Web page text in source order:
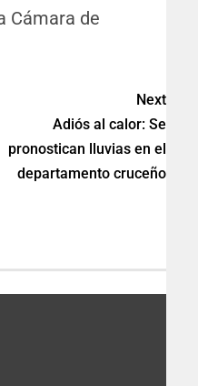
Cámara de
Next
Adiós al calor: Se
pronostican lluvias en el
departamento cruceño